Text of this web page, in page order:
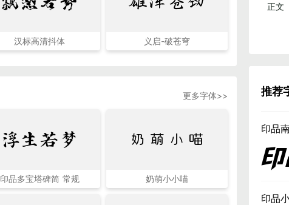
汉标高清抖体 义启-破苍穹
更多字体>>
浮生若梦
印品多宝塔碑简 常规
奶萌小喵
奶萌小小喵
正文
推荐
印品
印品